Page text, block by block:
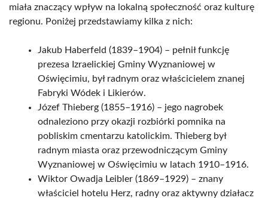
miała znaczący wpływ na lokalną społeczność oraz kulturę
regionu. Poniżej przedstawiamy kilka z nich:
Jakub Haberfeld (1839–1904) – pełnił funkcję
prezesa Izraelickiej Gminy Wyznaniowej w
Oświęcimiu, był radnym oraz właścicielem znanej
Fabryki Wódek i Likierów.
Józef Thieberg (1855–1916) – jego nagrobek
odnaleziono przy okazji rozbiórki pomnika na
pobliskim cmentarzu katolickim. Thieberg był
radnym miasta oraz przewodniczącym Gminy
Wyznaniowej w Oświęcimiu w latach 1910–1916.
Wiktor Owadja Leibler (1869–1929) – znany
właściciel hotelu Herz, radny oraz aktywny działacz